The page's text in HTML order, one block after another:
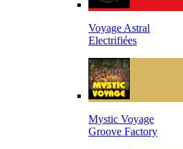
Voyage Astral
Electrifiées
Mystic Voyage
Groove Factory